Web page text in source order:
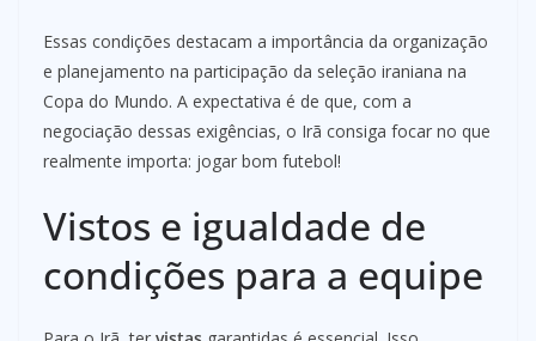
Essas condições destacam a importância da organização
e planejamento na participação da seleção iraniana na
Copa do Mundo. A expectativa é de que, com a
negociação dessas exigências, o Irã consiga focar no que
realmente importa: jogar bom futebol!
Vistos e igualdade de
condições para a equipe